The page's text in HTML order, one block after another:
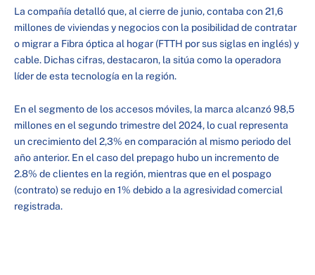
La compañía detalló que, al cierre de junio, contaba con 21,6
millones de viviendas y negocios con la posibilidad de contratar
o migrar a Fibra óptica al hogar (FTTH por sus siglas en inglés) y
cable. Dichas cifras, destacaron, la sitúa como la operadora
líder de esta tecnología en la región.
En el segmento de los accesos móviles, la marca alcanzó 98,5
millones en el segundo trimestre del 2024, lo cual representa
un crecimiento del 2,3% en comparación al mismo periodo del
año anterior. En el caso del prepago hubo un incremento de
2.8% de clientes en la región, mientras que en el pospago
(contrato) se redujo en 1% debido a la agresividad comercial
registrada.